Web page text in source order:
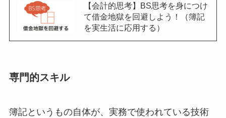
【会計的思考】BS思考を身につけ
て借金地獄を回避しよう！（簿記
を実生活に応用する）
専門的スキル
簿記というもの自体が、 実務で使われている技術